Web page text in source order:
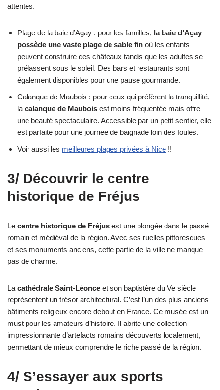
attentes.
Plage de la baie d’Agay : pour les familles, la baie d’Agay
possède une vaste plage de sable fin où les enfants
peuvent construire des châteaux tandis que les adultes se
prélassent sous le soleil. Des bars et restaurants sont
également disponibles pour une pause gourmande.
Calanque de Maubois : pour ceux qui préfèrent la tranquillité,
la calanque de Maubois est moins fréquentée mais offre
une beauté spectaculaire. Accessible par un petit sentier, elle
est parfaite pour une journée de baignade loin des foules.
Voir aussi les meilleures plages privées à Nice !!
3/ Découvrir le centre
historique de Fréjus
Le centre historique de Fréjus est une plongée dans le passé
romain et médiéval de la région. Avec ses ruelles pittoresques
et ses monuments anciens, cette partie de la ville ne manque
pas de charme.
La cathédrale Saint-Léonce et son baptistère du Ve siècle
représentent un trésor architectural. C’est l’un des plus anciens
bâtiments religieux encore debout en France. Ce musée est un
must pour les amateurs d’histoire. Il abrite une collection
impressionnante d’artefacts romains découverts localement,
permettant de mieux comprendre le riche passé de la région.
4/ S’essayer aux sports